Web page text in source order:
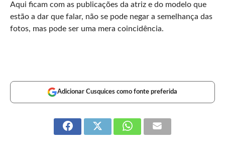
Aqui ficam com as publicações da atriz e do modelo que
estão a dar que falar, não se pode negar a semelhança das
fotos, mas pode ser uma mera coincidência.
Adicionar Cusquices como fonte preferida